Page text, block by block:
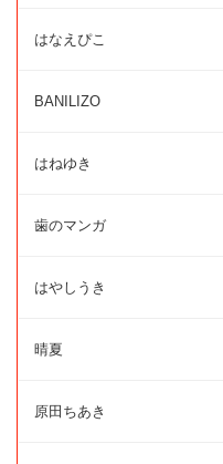
はなえぴこ
BANILIZO
はねゆき
歯のマンガ
はやしうき
晴夏
原田ちあき